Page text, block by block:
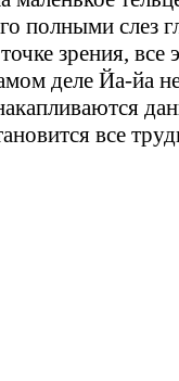
полными слез
зрения,
деле Йа-йа
все